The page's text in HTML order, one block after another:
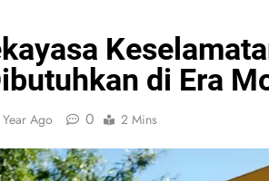
di Era
Year Ago 0 2 Mins